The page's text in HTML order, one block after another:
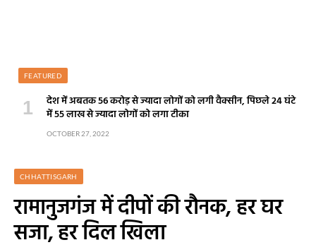
FEATURED
देश में अबतक 56 करोड़ से ज्यादा लोगों को लगी वैक्सीन, पिछले 24 घंटे
में 55 लाख से ज्यादा लोगों को लगा टीका
OCTOBER 27, 2022
CHHATTISGARH
रामानुजगंज में दीपों की रौनक, हर घर
सजा, हर दिल खिला